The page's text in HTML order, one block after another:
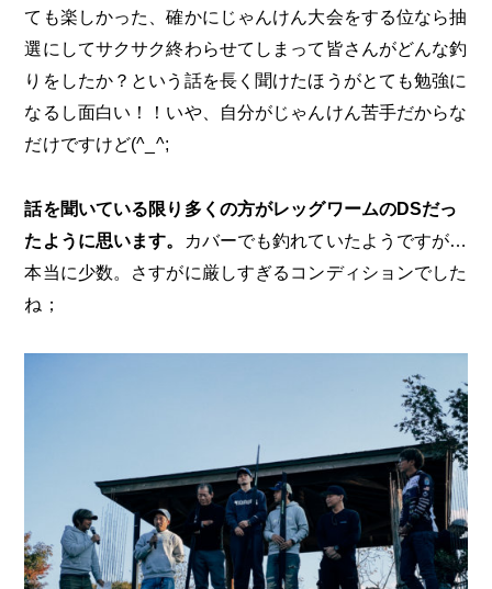
ても楽しかった、確かにじゃんけん大会をする位なら抽
選にしてサクサク終わらせてしまって皆さんがどんな釣
りをしたか？という話を長く聞けたほうがとても勉強に
なるし面白い！！いや、自分がじゃんけん苦手だからな
だけですけど(^_^;
話を聞いている限り多くの方がレッグワームのDSだっ
たように思います。
カバーでも釣れていたようですが…
本当に少数。さすがに厳しすぎるコンディションでした
ね；